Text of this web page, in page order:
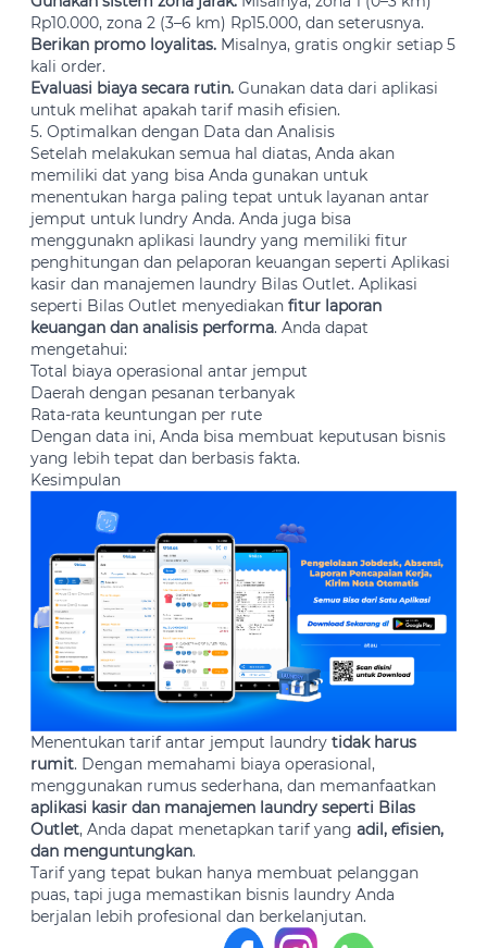
Rp10.000, zona 2 (3–6 km) Rp15.000, dan seterusnya.
Berikan promo loyalitas. Misalnya, gratis ongkir setiap 5
kali order.
Evaluasi biaya secara rutin. Gunakan data dari aplikasi
untuk melihat apakah tarif masih efisien.
5. Optimalkan dengan Data dan Analisis
Setelah melakukan semua hal diatas, Anda akan
memiliki dat yang bisa Anda gunakan untuk
menentukan harga paling tepat untuk layanan antar
jemput untuk lundry Anda. Anda juga bisa
menggunakn aplikasi laundry yang memiliki fitur
penghitungan dan pelaporan keuangan seperti Aplikasi
kasir dan manajemen laundry Bilas Outlet. Aplikasi
seperti Bilas Outlet menyediakan fitur laporan
keuangan dan analisis performa. Anda dapat
mengetahui:
Total biaya operasional antar jemput
Daerah dengan pesanan terbanyak
Rata-rata keuntungan per rute
Dengan data ini, Anda bisa membuat keputusan bisnis
yang lebih tepat dan berbasis fakta.
Kesimpulan
Menentukan tarif antar jemput laundry tidak harus
rumit. Dengan memahami biaya operasional,
menggunakan rumus sederhana, dan memanfaatkan
aplikasi kasir dan manajemen laundry seperti Bilas
Outlet, Anda dapat menetapkan tarif yang adil, efisien,
dan menguntungkan.
Tarif yang tepat bukan hanya membuat pelanggan
puas, tapi juga memastikan bisnis laundry Anda
berjalan lebih profesional dan berkelanjutan.